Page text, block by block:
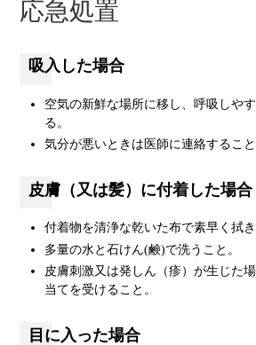
応急処置
吸入した場合
空気の新鮮な場所に移し、呼吸しや
る。
気分が悪いときは医師に連絡すること
皮膚（又は髪）に付着した場合
付着物を清浄な乾いた布で素早く拭き
多量の水と石けん(鹸)で洗うこと。
皮膚刺激又は発しん（疹）が生じた
当てを受けること。
目に入った場合